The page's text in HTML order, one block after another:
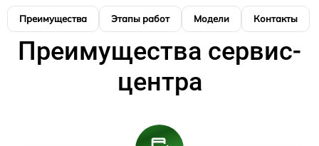
Преимущества Этапы работ Модели Контакты
Преимущества сервис-
центра